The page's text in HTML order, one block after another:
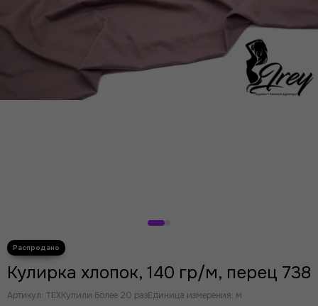
Кулирка хлопок, 140 гр/м, перец 738
Артикул: TEXКупили более 20 разЕдиница измерения: м